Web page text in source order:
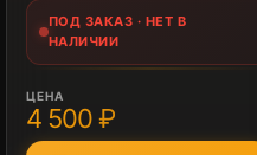
ПОД ЗАКАЗ · НЕТ В
НАЛИЧИИ
ЦЕНА
4 500 ₽